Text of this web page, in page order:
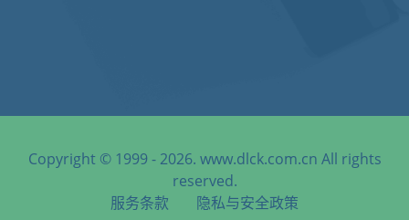
Copyright © 1999 - 2026. www.dlck.com.cn All rights
reserved.
服务条款
隐私与安全政策